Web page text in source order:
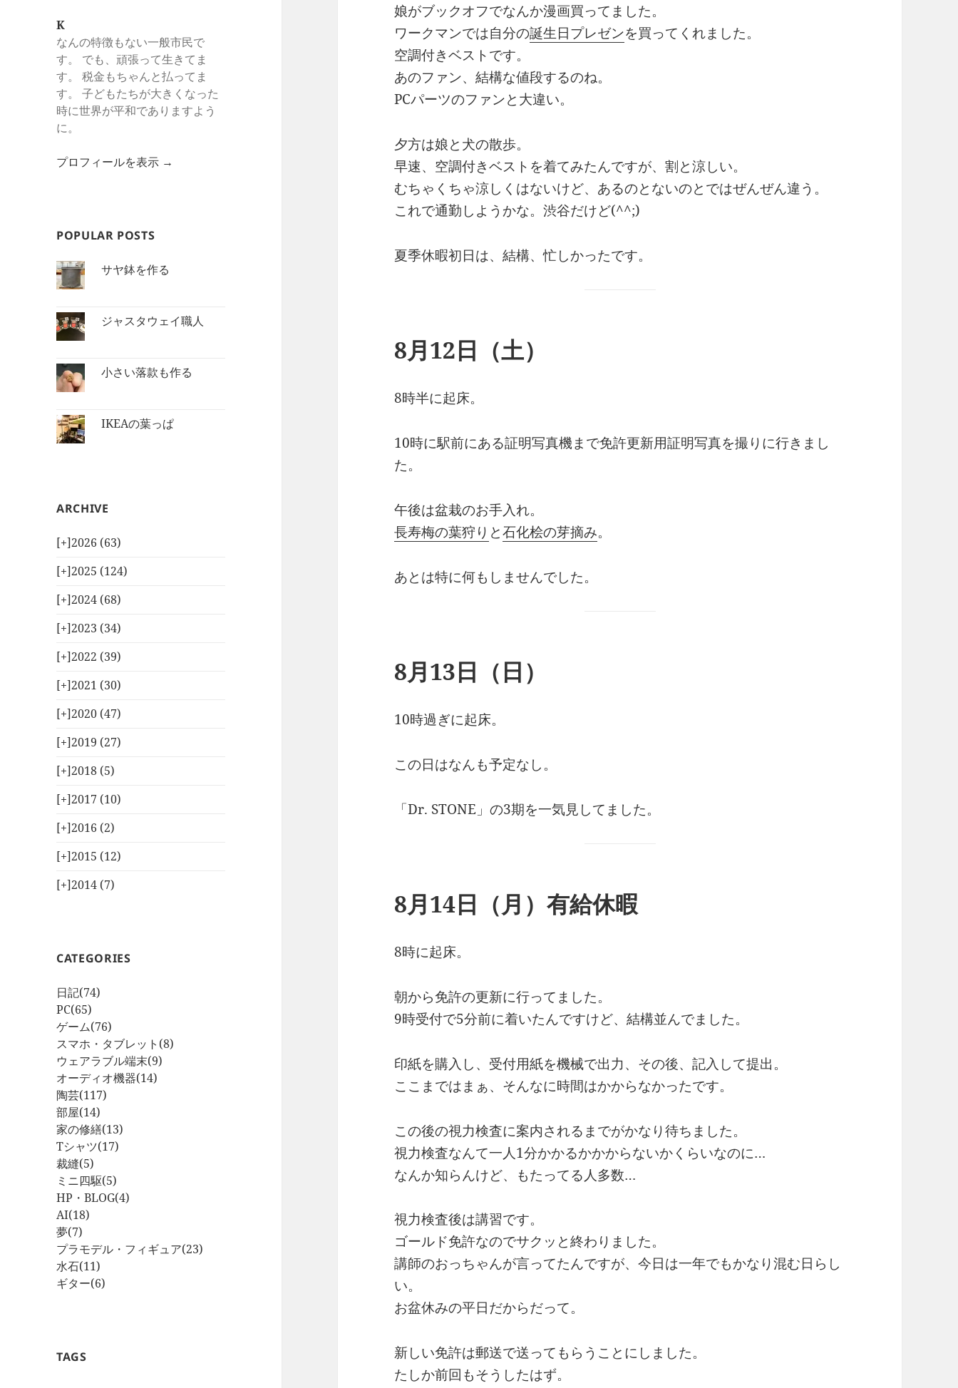
K
なんの特徴もない一般市民で
す。 でも、頑張って生きてま
す。 税金もちゃんと払ってま
す。 子どもたちが大きくなった
時に世界が平和でありますよう
に。
プロフィールを表示 →
POPULAR POSTS
サヤ鉢を作る
ジャスタウェイ職人
小さい落款も作る
IKEAの葉っぱ
ARCHIVE
[+]2026 (63)
[+]2025 (124)
[+]2024 (68)
[+]2023 (34)
[+]2022 (39)
[+]2021 (30)
[+]2020 (47)
[+]2019 (27)
[+]2018 (5)
[+]2017 (10)
[+]2016 (2)
[+]2015 (12)
[+]2014 (7)
CATEGORIES
日記(74)
PC(65)
ゲーム(76)
スマホ・タブレット (8)
ウェアラブル端末(9)
オーディオ機器(14)
陶芸(117)
部屋(14)
家の修繕(13)
Tシャツ(17)
裁縫(5)
ミニ四駆(5)
HP・BLOG(4)
AI(18)
夢(7)
プラモデル・フィギュア(23)
水石(11)
ギター(6)
TAGS
娘がブックオフでなんか漫画買ってました。
ワークマンでは自分の誕生日プレゼンを買ってくれました。
空調付きベストです。
あのファン、結構な値段するのね。
PCパーツのファンと大違い。
夕方は娘と犬の散歩。
早速、空調付きベストを着てみたんですが、割と涼しい。
むちゃくちゃ涼しくはないけど、あるのとないのとではぜんぜん違う。
これで通勤しようかな。渋谷だけど(^^;)
夏季休暇初日は、結構、忙しかったです。
8月12日（土）
8時半に起床。
10時に駅前にある証明写真機まで免許更新用証明写真を撮りに行きまし
た。
午後は盆栽のお手入れ。
長寿梅の葉狩り と石化桧の芽摘み。
あとは特に何もしませんでした。
8月13日（日）
10時過ぎに起床。
この日はなんも予定なし。
「Dr. STONE」の3期を一気見してました。
8月14日（月）有給休暇
8時に起床。
朝から免許の更新に行ってました。
9時受付で5分前に着いたんですけど、結構並んでました。
印紙を購入し、受付用紙を機械で出力、その後、記入して提出。
ここまではまぁ、そんなに時間はかからなかったです。
この後の視力検査に案内されるまでがかなり待ちました。
視力検査なんて一人1分かかるかかからないかくらいなのに…
なんか知らんけど、もたってる人多数…
視力検査後は講習です。
ゴールド免許なのでサクッと終わりました。
講師のおっちゃんが言ってたんですが、今日は一年でもかなり混む日らし
い。
お盆休みの平日だからだって。
新しい免許は郵送で送ってもらうことにしました。
たしか前回もそうしたはず。